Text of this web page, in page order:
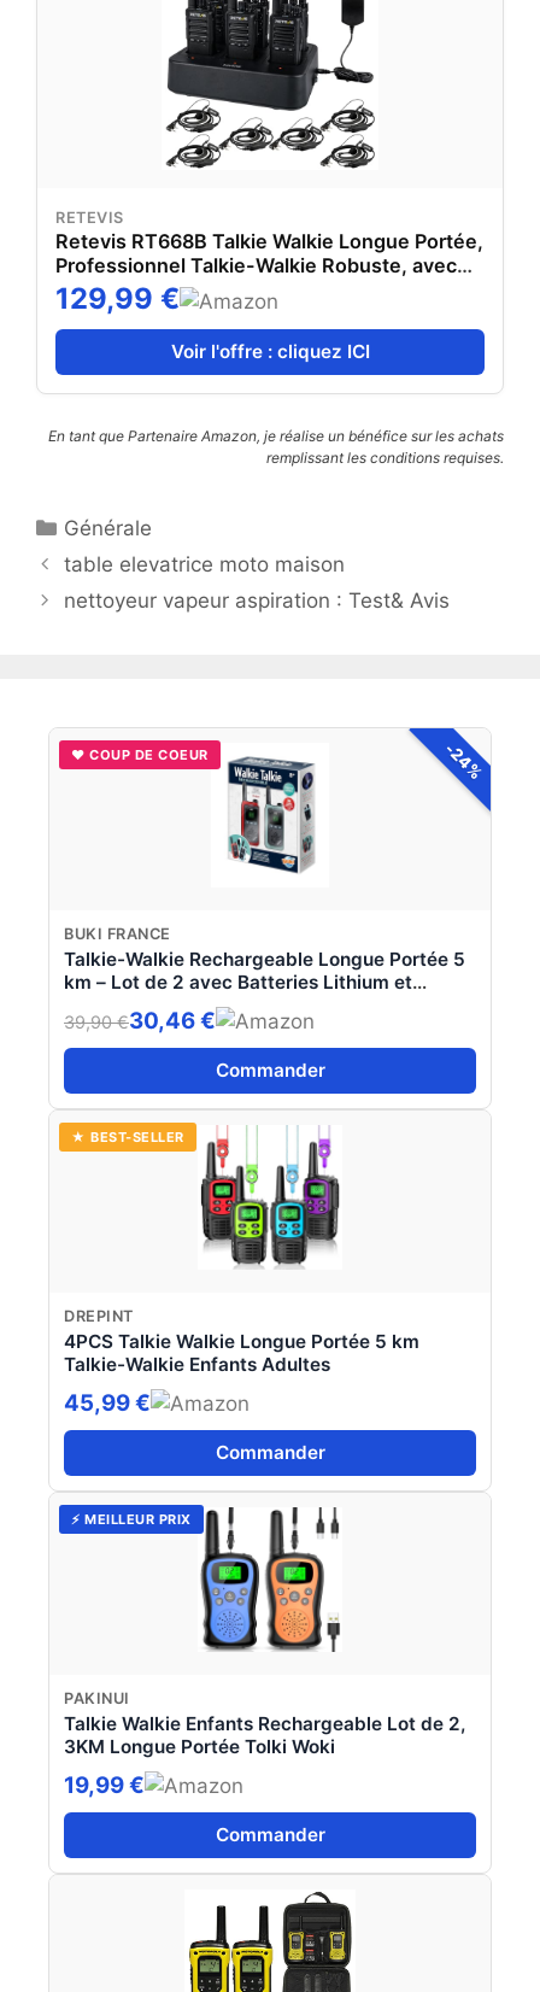
RETEVIS
Retevis RT668B Talkie Walkie Longue Portée,
Professionnel Talkie-Walkie Robuste, avec
Chargeur 6 Voies, 3 Bouton, PMR446 Toki
Walki avec 0reillette pour la Sécurité, Les
Entrepôts (Lot de 6)
129,99 €
Voir l'offre : cliquez ICI
En tant que Partenaire Amazon, je réalise un bénéfice sur les achats
remplissant les conditions requises.
Catégories
Générale
table elevatrice moto maison
nettoyeur vapeur aspiration : Test& Avis
-24%
♥ COUP DE COEUR
BUKI FRANCE
Talkie-Walkie Rechargeable Longue Portée 5
km – Lot de 2 avec Batteries Lithium et
Chargeur Double – 16 Canaux, Lampe, Clip
Ceinture – Conversations Claires – Enfant &
Adulte dès 8 Ans - BUKI France
39,90 €30,46 €
Commander
★ BEST-SELLER
DREPINT
4PCS Talkie Walkie Longue Portée 5 km
Talkie-Walkie Enfants Adultes
45,99 €
Commander
⚡ MEILLEUR PRIX
PAKINUI
Talkie Walkie Enfants Rechargeable Lot de 2,
3KM Longue Portée Tolki Woki
19,99 €
Commander